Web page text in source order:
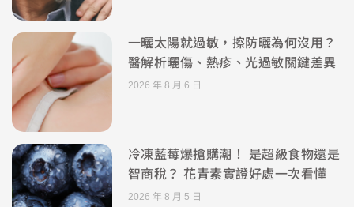
一曬太陽就過敏，擦防曬為何沒用？
醫解析曬傷、熱疹、光過敏關鍵差異
2026 年 8 月 6 日
冷凍藍莓爆搶購潮！ 是超級食物還是
智商稅？ 花青素實證好處一次看懂
2026 年 8 月 5 日